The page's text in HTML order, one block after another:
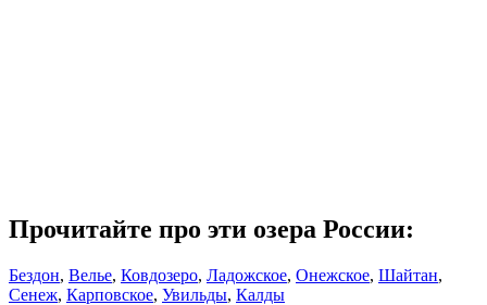
Прочитайте про эти озера России:
Бездон, Велье, Ковдозеро, Ладожское, Онежское, Шайтан,
Сенеж, Карповское, Увильды, Калды